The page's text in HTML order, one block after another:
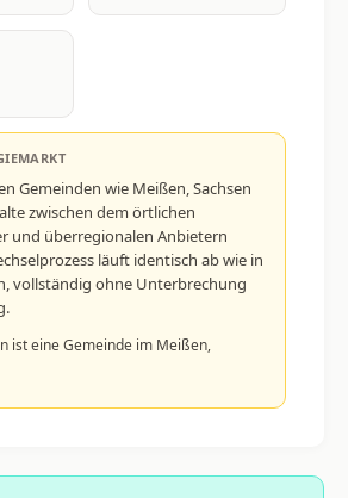
Gemeinden wie Meißen, Sachsen
zwischen dem örtlichen
und überregionalen Anbietern
läuft identisch ab wie in
vollständig ohne Unterbrechung
ist eine Gemeinde im Meißen,